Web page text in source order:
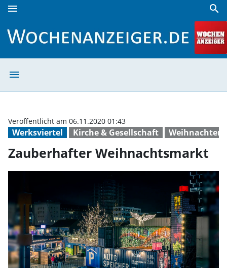
menu search
menu
Werksviertel Kirche & Gesellschaft Weihnachten
Veröffentlicht am 06.11.2020 01:43
Zauberhafter Weihnachtsmarkt